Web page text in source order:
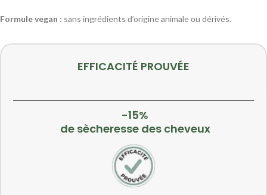
Formule vegan : sans ingrédients d’origine animale ou dérivés.
EFFICACITÉ PROUVÉE
-15%
de sècheresse des cheveux